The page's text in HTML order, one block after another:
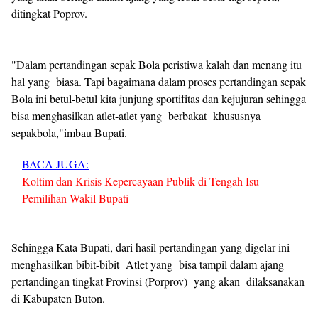
ditingkat Poprov.
"Dalam pertandingan sepak Bola peristiwa kalah dan menang itu
hal yang biasa. Tapi bagaimana dalam proses pertandingan sepak
Bola ini betul-betul kita junjung sportifitas dan kejujuran sehingga
bisa menghasilkan atlet-atlet yang berbakat khususnya
sepakbola,"imbau Bupati.
BACA JUGA:
Koltim dan Krisis Kepercayaan Publik di Tengah Isu
Pemilihan Wakil Bupati
Sehingga Kata Bupati, dari hasil pertandingan yang digelar ini
menghasilkan bibit-bibit Atlet yang bisa tampil dalam ajang
pertandingan tingkat Provinsi (Porprov) yang akan dilaksanakan
di Kabupaten Buton.